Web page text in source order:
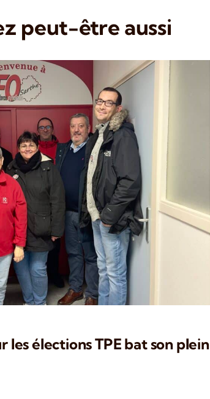
peut-être aussi
les élections TPE bat son plein